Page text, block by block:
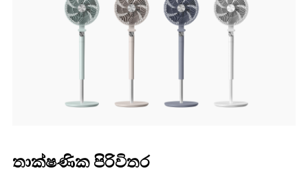
තාක්ෂණික පිරිවිතර